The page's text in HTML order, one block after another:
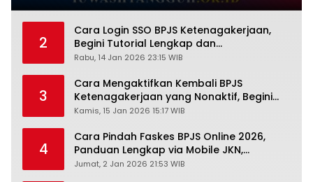
2
Cara Login SSO BPJS Ketenagakerjaan,
Begini Tutorial Lengkap dan
Pengertiannya
Rabu, 14 Jan 2026 23:15 WIB
3
Cara Mengaktifkan Kembali BPJS
Ketenagakerjaan yang Nonaktif, Begini
Panduan Lengkapnya
Kamis, 15 Jan 2026 15:17 WIB
4
Cara Pindah Faskes BPJS Online 2026,
Panduan Lengkap via Mobile JKN,
PANDAWA & Offiline Kantor Cabang
Jumat, 2 Jan 2026 21:53 WIB